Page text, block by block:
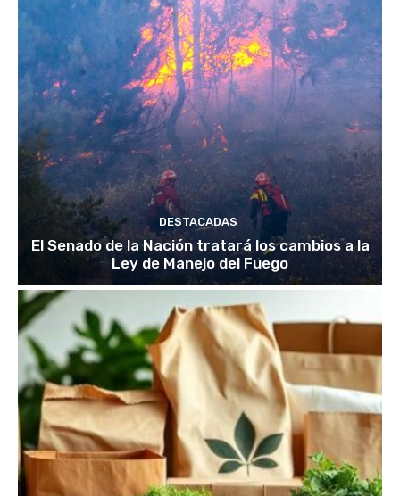
DESTACADAS
El Senado de la Nación tratará los cambios a la
Ley de Manejo del Fuego